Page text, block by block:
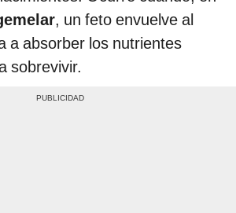
, un feto envuelve al
a absorber los nutrientes
sobrevivir.